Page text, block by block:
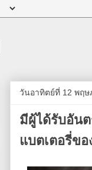
วันอาทิตย์ที่ 12 พฤ
มีผู้ได้รับอัน
แบตเตอรี่ข